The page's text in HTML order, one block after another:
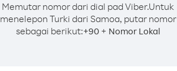
Memutar nomor dari dial pad Viber.Untuk
menelepon Turki dari Samoa, putar nomor
sebagai berikut:+90+ Nomor Lokal